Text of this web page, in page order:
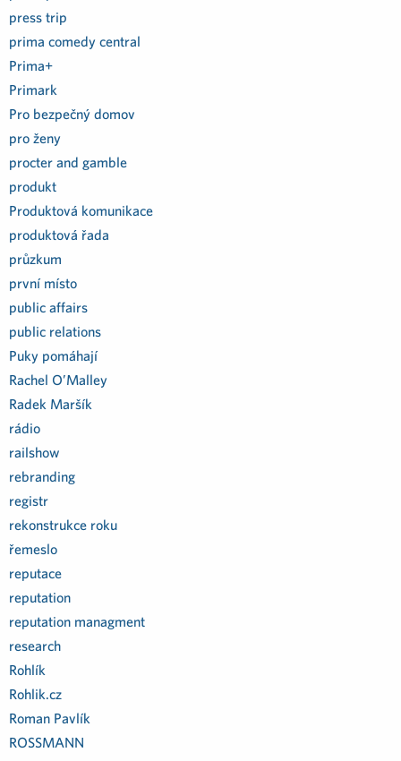
press trip
prima comedy central
Prima+
Primark
Pro bezpečný domov
pro ženy
procter and gamble
produkt
Produktová komunikace
produktová řada
průzkum
první místo
public affairs
public relations
Puky pomáhají
Rachel O’Malley
Radek Maršík
rádio
railshow
rebranding
registr
rekonstrukce roku
řemeslo
reputace
reputation
reputation managment
research
Rohlík
Rohlik.cz
Roman Pavlík
ROSSMANN